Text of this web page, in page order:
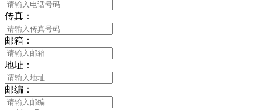
传真：
邮箱：
地址：
邮编：